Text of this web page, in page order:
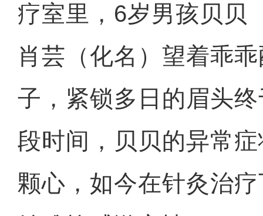
疗室里，6岁男孩贝贝
肖芸（化名）望着乖
子，紧锁多日的眉头
段时间，贝贝的异常
颗心，如今在针灸治